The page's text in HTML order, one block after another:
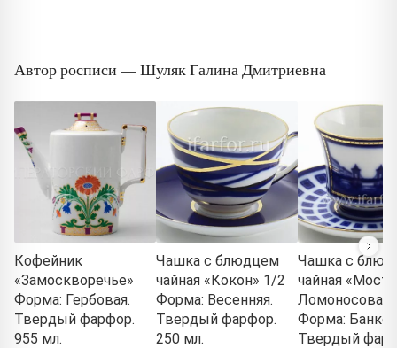
Автор росписи — Шуляк Галина Дмитриевна
Кофейник
«Замоскворечье»
Форма: Гербовая.
Твердый фарфор.
955 мл.
Чашка с блюдцем
чайная «Кокон» 1/2
Форма: Весенняя.
Твердый фарфор.
250 мл.
Чашка с
чайная «Мост
Ломоносова»
Форма:
Твердый